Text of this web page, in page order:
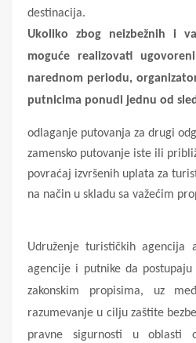
destinacija.
Ukoliko zbog neizbežnih i
moguće realizovati
narednom periodu,
putnicima ponudi jednu od
odlaganje putovanja za drugi
zamensko putovanje iste ili
povraćaj izvršenih uplata za
na način u skladu sa važećim
Udruženje turističkih agencija
agencije i putnike da
zakonskim propisima, uz
razumevanje u cilju zaštite
pravne sigurnosti u oblasti